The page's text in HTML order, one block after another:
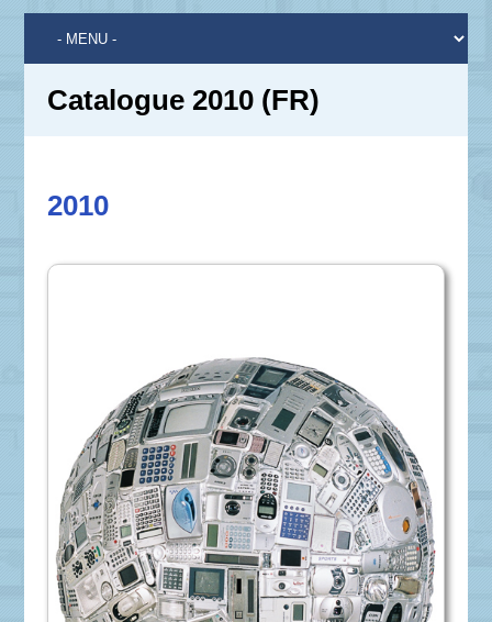
Catalogue 2010 (FR)
2010